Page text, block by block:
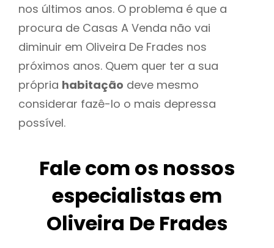
nos últimos anos. O problema é que a
procura de Casas A Venda não vai
diminuir em Oliveira De Frades nos
próximos anos. Quem quer ter a sua
própria habitação deve mesmo
considerar fazê-lo o mais depressa
possível.
Fale com os nossos
especialistas em
Oliveira De Frades